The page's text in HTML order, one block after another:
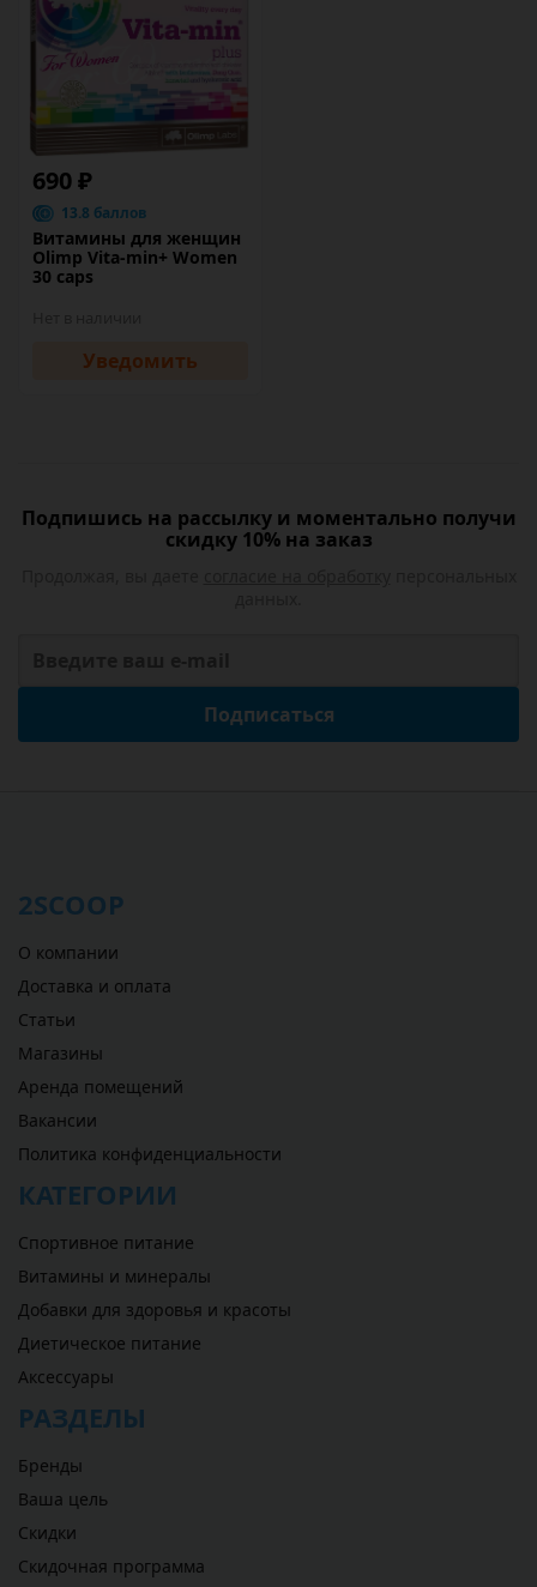
690 ₽
13.8 баллов
Витамины для женщин
Olimp Vita-min+ Women
30 caps
Уведомить
Подпишись на рассылку и моментально получи
скидку 10% на заказ
Подписаться
2SCOOP
О компании
Доставка и оплата
Статьи
Магазины
Аренда помещений
Вакансии
Политика конфиденциальности
КАТЕГОРИИ
Спортивное питание
Витамины и минералы
Добавки для здоровья и красоты
Диетическое питание
Аксессуары
РАЗДЕЛЫ
Бренды
Ваша цель
Скидки
Скидочная программа